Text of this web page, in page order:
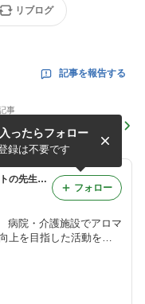
リブログ
記事を報告する
事
セミナー】自分の趣
‼️ 私が歩んできた
話しします。
プロが教わる介護アロマセラピストの先生 宮﨑ひさこのブログ
院・介護施設でアロマ
上を目指した活動を行
マの普及と人材育成⚫︎ウ
ーナー ⚫︎HACOJO 発
ったらフォロー
録は不要です
フォロー